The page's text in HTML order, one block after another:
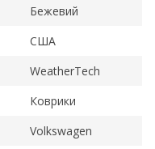
Бежевий
США
WeatherTech
Коврики
Volkswagen